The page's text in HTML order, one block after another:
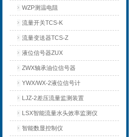
WZP测温电阻
流量开关TCS-K
流量变送器TCS-Z
液位信号器ZUX
ZWX轴承油位信号器
YWX/WX-2液位信号计
LJZ-2差压流量监测装置
LSX智能流量水头效率监测仪
智能数显控制仪